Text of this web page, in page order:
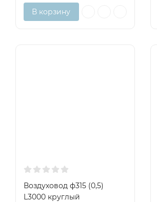
В корзину
Воздуховод ф315 (0,5)
L3000 круглый